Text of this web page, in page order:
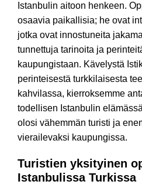
Istanbulin aitoon henkeen.
osaavia paikallisia; he ovat
jotka ovat innostuneita
tunnettuja tarinoita ja
kaupungistaan. Kävelystä
perinteisestä turkkilaisesta
kahvilassa, kierroksemme
todellisen Istanbulin
olosi vähemmän turisti ja
vierailevaksi kaupungissa.
Turistien yksityinen
Istanbulissa Turkissa